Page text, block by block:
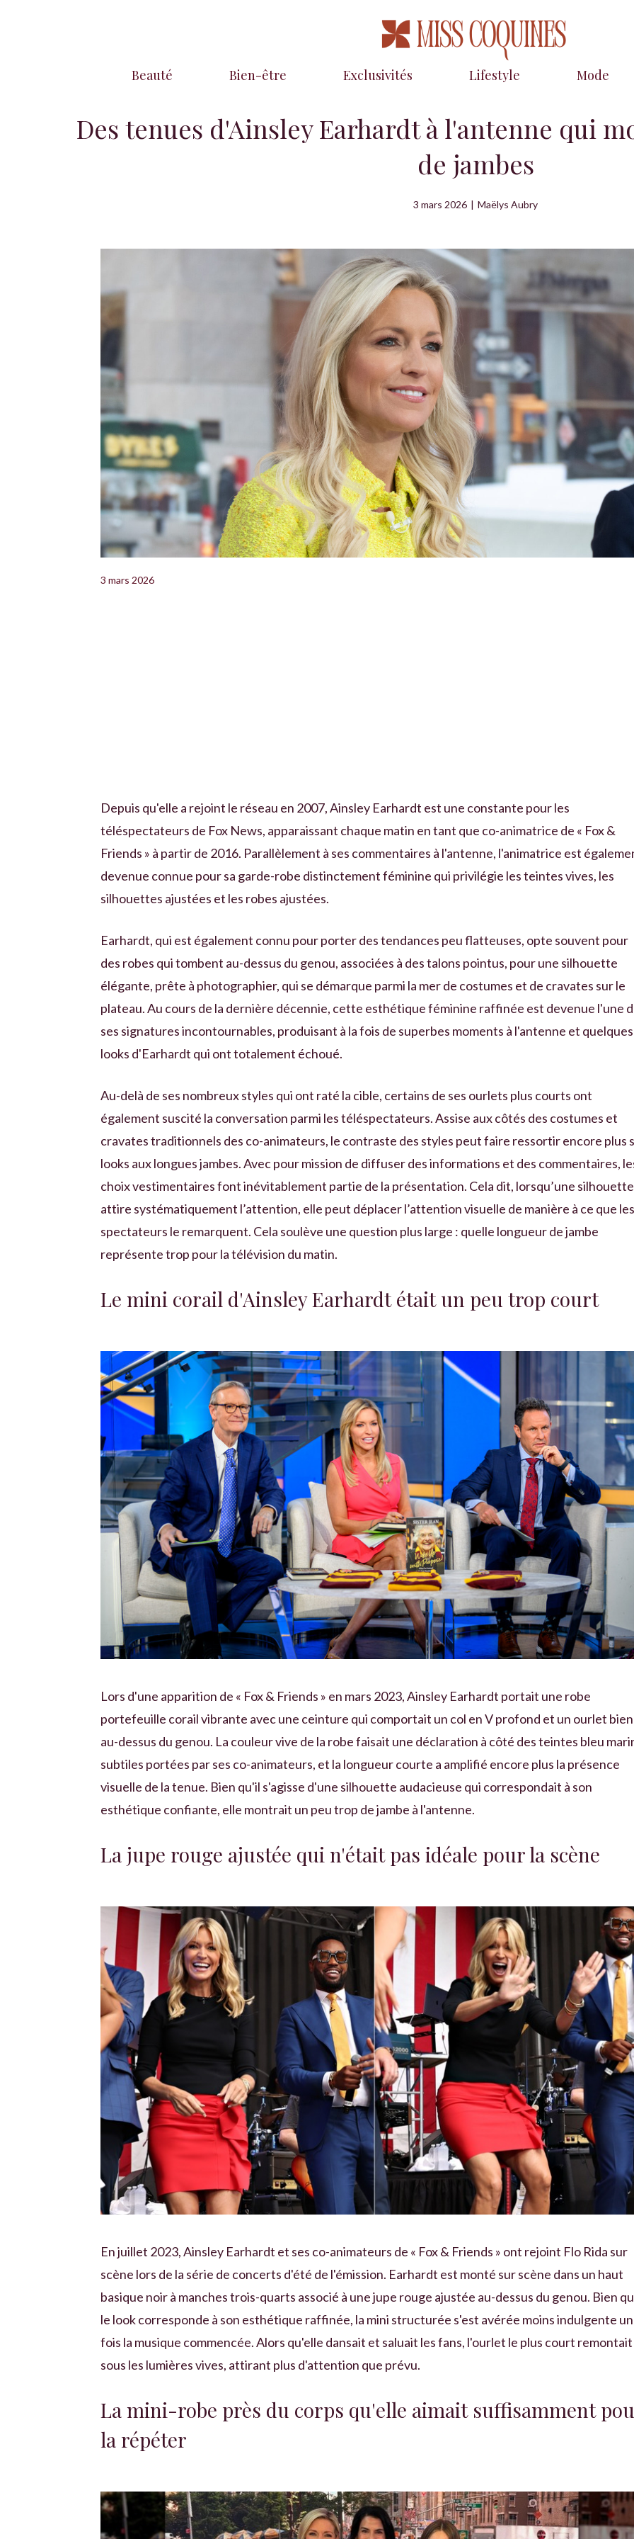
Beauté Bien-être Exclusivités Lifestyle Mode
Des tenues d'Ainsley Earhardt à l'antenne qui
de jambes
3 mars 2026 | Maëlys Aubry
3 mars 2026
Depuis qu'elle a rejoint le réseau en 2007, Ainsley Earhardt est une constante pour les
téléspectateurs de Fox News, apparaissant chaque matin en tant que co-animatrice de « Fox &
Friends » à partir de 2016. Parallèlement à ses commentaires à l'antenne, l'animatrice est
devenue connue pour sa garde-robe distinctement féminine qui privilégie les teintes vives, les
silhouettes ajustées et les robes ajustées.
Earhardt, qui est également connu pour porter des tendances peu flatteuses, opte souvent pour
des robes qui tombent au-dessus du genou, associées à des talons pointus, pour une silhouette
élégante, prête à photographier, qui se démarque parmi la mer de costumes et de cravates sur le
plateau. Au cours de la dernière décennie, cette esthétique féminine raffinée est devenue l'une
ses signatures incontournables, produisant à la fois de superbes moments à l'antenne et quelques
looks d'Earhardt qui ont totalement échoué.
Au-delà de ses nombreux styles qui ont raté la cible, certains de ses ourlets plus courts ont
également suscité la conversation parmi les téléspectateurs. Assise aux côtés des costumes et
cravates traditionnels des co-animateurs, le contraste des styles peut faire ressortir encore plus
looks aux longues jambes. Avec pour mission de diffuser des informations et des commentaires,
choix vestimentaires font inévitablement partie de la présentation. Cela dit, lorsqu’une silhouette
attire systématiquement l’attention, elle peut déplacer l’attention visuelle de manière à ce que les
spectateurs le remarquent. Cela soulève une question plus large : quelle longueur de jambe
représente trop pour la télévision du matin.
Le mini corail d'Ainsley Earhardt était un peu trop court
Lors d'une apparition de « Fox & Friends » en mars 2023, Ainsley Earhardt portait une robe
portefeuille corail vibrante avec une ceinture qui comportait un col en V profond et un ourlet bien
au-dessus du genou. La couleur vive de la robe faisait une déclaration à côté des teintes bleu
subtiles portées par ses co-animateurs, et la longueur courte a amplifié encore plus la présence
visuelle de la tenue. Bien qu'il s'agisse d'une silhouette audacieuse qui correspondait à son
esthétique confiante, elle montrait un peu trop de jambe à l'antenne.
La jupe rouge ajustée qui n'était pas idéale pour la scène
En juillet 2023, Ainsley Earhardt et ses co-animateurs de « Fox & Friends » ont rejoint Flo Rida sur
scène lors de la série de concerts d'été de l'émission. Earhardt est monté sur scène dans un haut
basique noir à manches trois-quarts associé à une jupe rouge ajustée au-dessus du genou. Bien
le look corresponde à son esthétique raffinée, la mini structurée s'est avérée moins indulgente
fois la musique commencée. Alors qu'elle dansait et saluait les fans, l'ourlet le plus court remontait
sous les lumières vives, attirant plus d'attention que prévu.
La mini-robe près du corps qu'elle aimait suffisamment
la répéter